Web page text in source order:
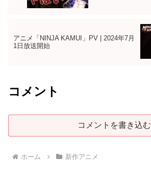
アニメ「NINJA KAMUI」PV | 2024年7月
1日放送開始
コメント
コメントを書き込む
ホーム 新作アニメ